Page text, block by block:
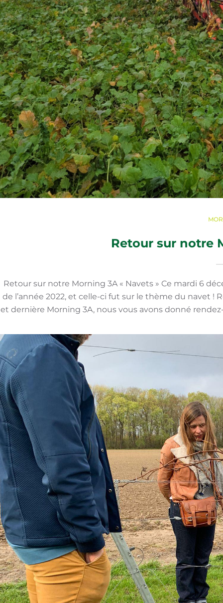
Retour sur notre
Retour sur notre Morning 3A « Navets » Ce mardi 6
de l’année 2022, et celle-ci fut sur le thème du navet !
et dernière Morning 3A, nous vous avons donné